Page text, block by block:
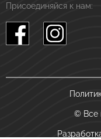
Присоединяйся к нам:
© Все